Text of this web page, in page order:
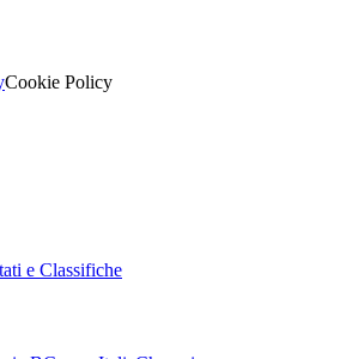
Cookie Policy
e Classifiche